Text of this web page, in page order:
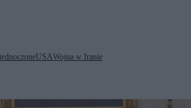
USAWojna w Iranie